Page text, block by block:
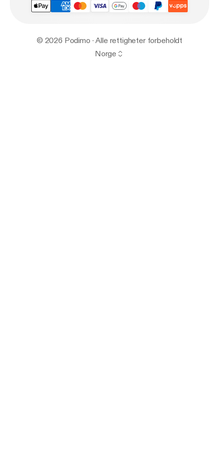
© 2026 Podimo · Alle rettigheter forbeholdt
Norge